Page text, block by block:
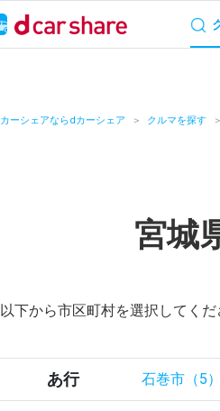
カーシェアならdカーシェア クルマを探す
宮城
以下から市区町村を選択してくだ
あ行 石巻市（5）
よくあるご質問・
アプリの使い方